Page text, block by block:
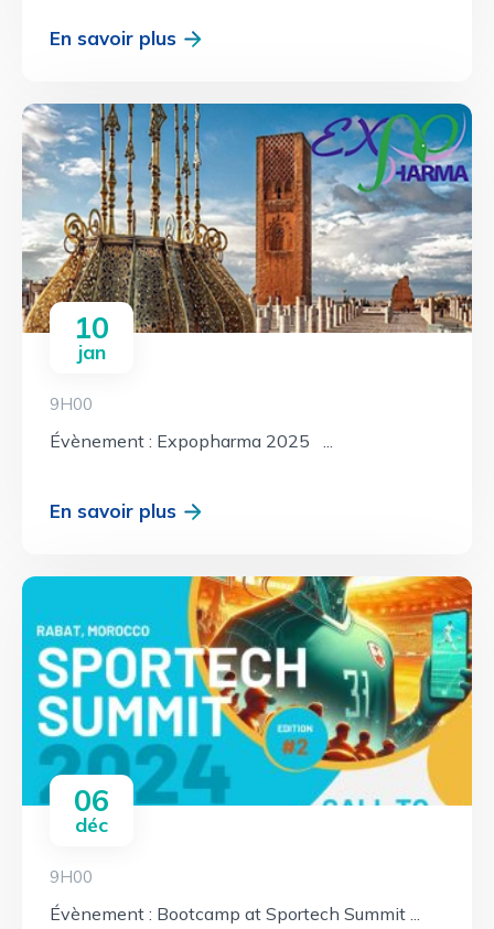
En savoir plus
10
jan
9H00
Évènement : Expopharma 2025 ...
En savoir plus
06
déc
9H00
Évènement : Bootcamp at Sportech Summit ...